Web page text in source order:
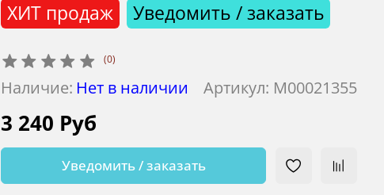
(0)
Артикул: М00021355
Наличие: Нет в наличии
ХИТ продаж Уведомить / заказать
3 240 Руб
Уведомить / заказать